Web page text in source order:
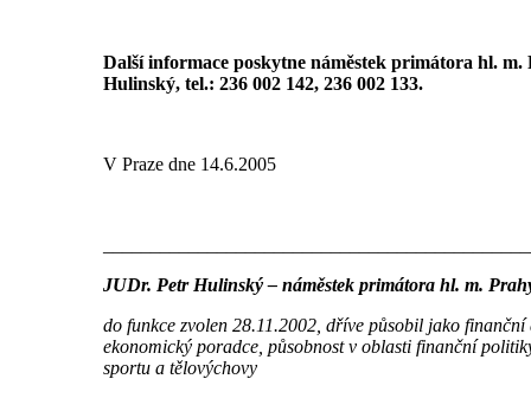
Další informace poskytne náměstek primátora hl. m.
Hulinský, tel.: 236 002 142, 236 002 133.
V Praze dne 14.6.2005
JUDr. Petr Hulinský – náměstek primátora hl. m.
do funkce zvolen 28.11.2002, dříve působil jako finanční
ekonomický poradce, působnost v oblasti finanční
sportu a tělovýchovy